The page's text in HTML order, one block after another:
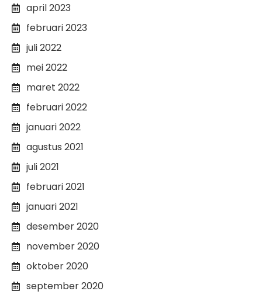
april 2023
februari 2023
juli 2022
mei 2022
maret 2022
februari 2022
januari 2022
agustus 2021
juli 2021
februari 2021
januari 2021
desember 2020
november 2020
oktober 2020
september 2020